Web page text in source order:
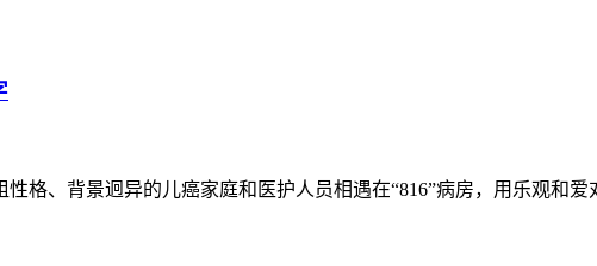
、背景迥异的儿癌家庭和医护人员相遇在“816”病房，用乐观和爱